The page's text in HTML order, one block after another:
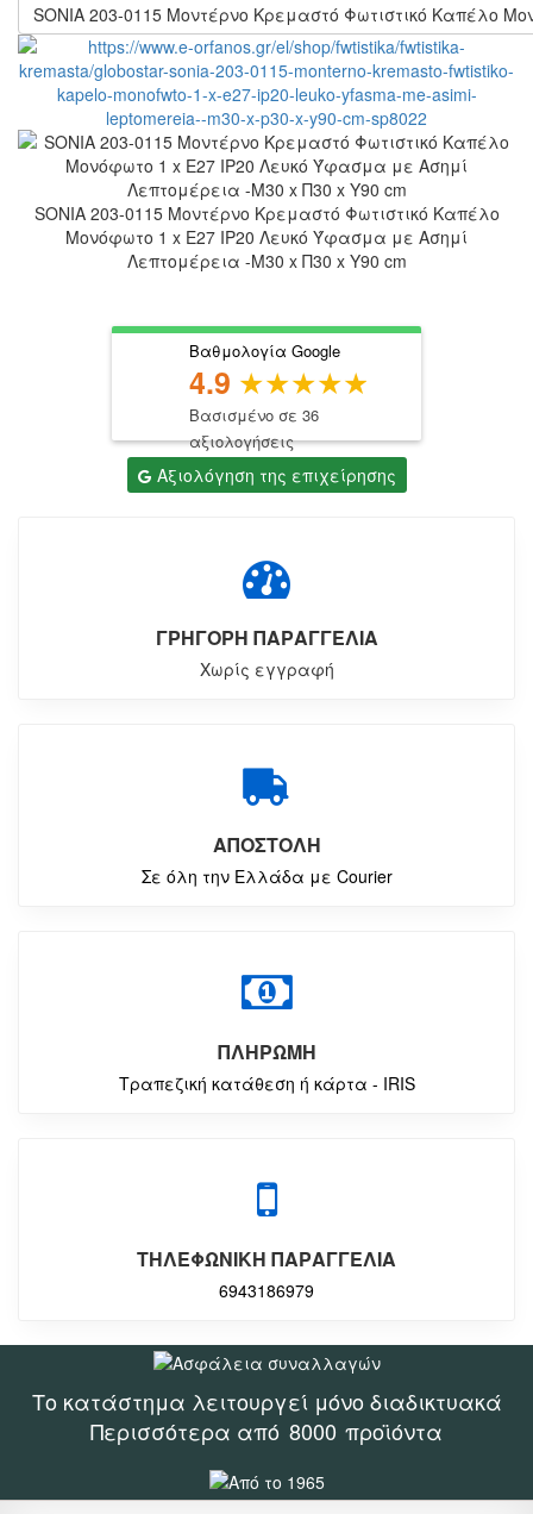
SONIA 203-0115 Μοντέρνο Κρεμαστό Φωτιστικό Καπέλο
SONIA 203-0115 Μοντέρνο Κρεμαστό Φωτιστικό Καπέλο
Μονόφωτο 1 x E27 IP20 Λευκό Ύφασμα με Ασημί
Λεπτομέρεια -Μ30 x Π30 x Υ90 cm
Βαθμολογία Google
4.9
Βασισμένο σε 36
αξιολογήσεις
Αξιολόγηση της επιχείρησης
ΓΡΗΓΟΡΗ ΠΑΡΑΓΓΕΛΙΑ
Χωρίς εγγραφή
ΑΠΟΣΤΟΛΗ
Σε όλη την Ελλάδα με Courier
ΠΛΗΡΩΜΗ
Τραπεζική κατάθεση ή κάρτα - IRIS
ΤΗΛΕΦΩΝΙΚΗ ΠΑΡΑΓΓΕΛΙΑ
6943186979
Το κατάστημα λειτουργεί μόνο διαδικτυακά
Περισσότερα από 8000 προϊόντα